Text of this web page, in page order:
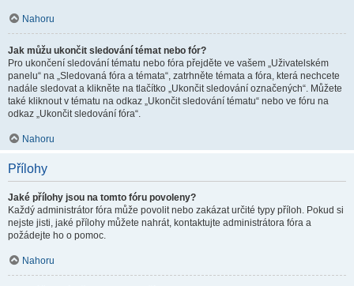
Nahoru
Jak můžu ukončit sledování témat nebo fór?
Pro ukončení sledování tématu nebo fóra přejděte ve vašem „Uživatelském
panelu“ na „Sledovaná fóra a témata“, zatrhněte témata a fóra, která nechcete
nadále sledovat a klikněte na tlačítko „Ukončit sledování označených“. Můžete
také kliknout v tématu na odkaz „Ukončit sledování tématu“ nebo ve fóru na
odkaz „Ukončit sledování fóra“.
Nahoru
Přílohy
Jaké přílohy jsou na tomto fóru povoleny?
Každý administrátor fóra může povolit nebo zakázat určité typy příloh. Pokud si
nejste jisti, jaké přílohy můžete nahrát, kontaktujte administrátora fóra a
požádejte ho o pomoc.
Nahoru